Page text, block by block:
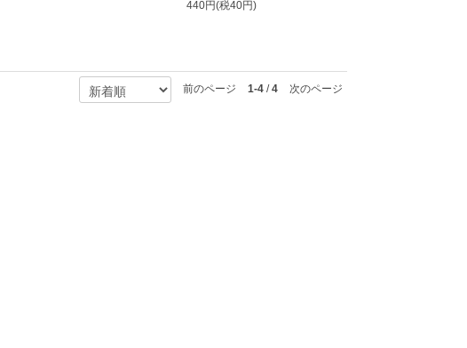
440円(税40円)
前のページ 1-4/4 次のページ